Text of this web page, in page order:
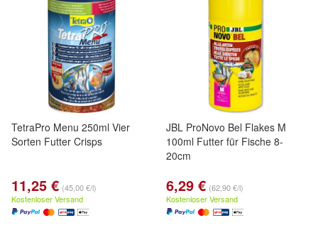
TetraPro Menu 250ml Vier
Sorten Futter Crisps
11,25 € (45,00 €/l)
Kostenloser Versand
JBL ProNovo Bel Flakes M
100ml Futter für Fische 8-
20cm
6,29 € (62,90 €/l)
Kostenloser Versand